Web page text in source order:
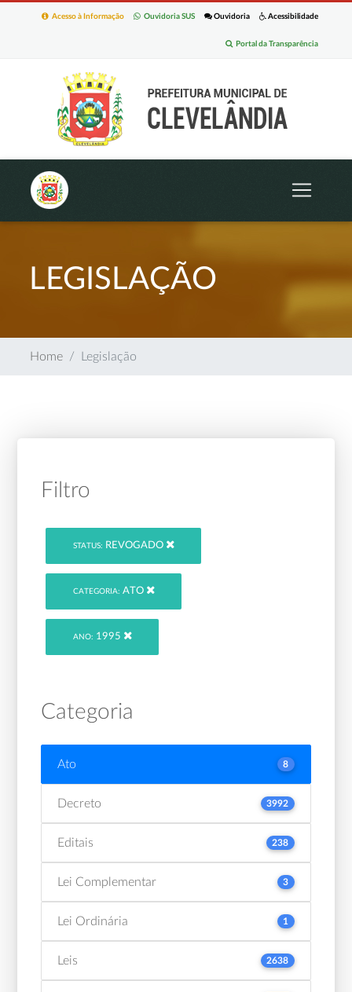
Acessibilidade
Ouvidoria
Ouvidoria SUS
Acesso à Informação
Portal da Transparência
LEGISLAÇÃO
Home Legislação
Filtro
STATUS: REVOGADO
CATEGORIA: ATO
ANO: 1995
Categoria
Ato 8
Decreto 3992
Editais 238
Lei Complementar 3
Lei Ordinária 1
Leis 2638